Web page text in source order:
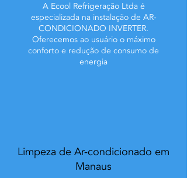
A Ecool Refrigeração Ltda é
especializada na instalação de AR-
CONDICIONADO INVERTER.
Oferecemos ao usuário o máximo
conforto e redução de consumo de
energia
Limpeza de Ar-condicionado em
Manaus